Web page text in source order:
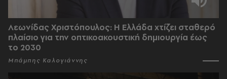
Λεωνίδας Χριστόπουλος: Η Ελλάδα χτίζει σταθερό
πλαίσιο για την οπτικοακουστική δημιουργία έως
το 2030
Μπάμπης Καλογιάννης